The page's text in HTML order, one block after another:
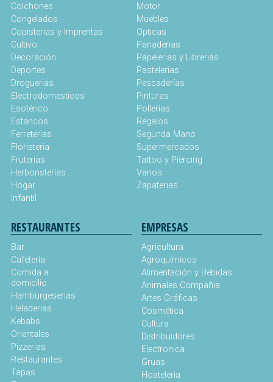
Colchones
Congelados
Copisterias y Imprentas
Cultivo
Decoración
Deportes
Droguerias
Electrodomesticos
Esotérico
Estancos
Ferreterias
Floristeria
Fruterias
Herboristerías
Hogar
Infantil
Motor
Muebles
Opticas
Panaderias
Papelerias y Librerias
Pastelerias
Pescaderías
Pinturas
Pollerías
Regalos
Segunda Mano
Supermercados
Tattoo y Piercing
Varios
Zapaterias
RESTAURANTES
Bar
Cafetería
Comida a
domicilio
Hamburgeserias
Heladerias
Kebabs
Orientales
Pizzerias
Restaurantes
Tapas
EMPRESAS
Agricultura
Agroquímicos
Alimentación y Bebidas
Animales Compañía
Artes Gráficas
Cosmética
Cultura
Distribuidores
Electronica
Gruas
Hosteleria